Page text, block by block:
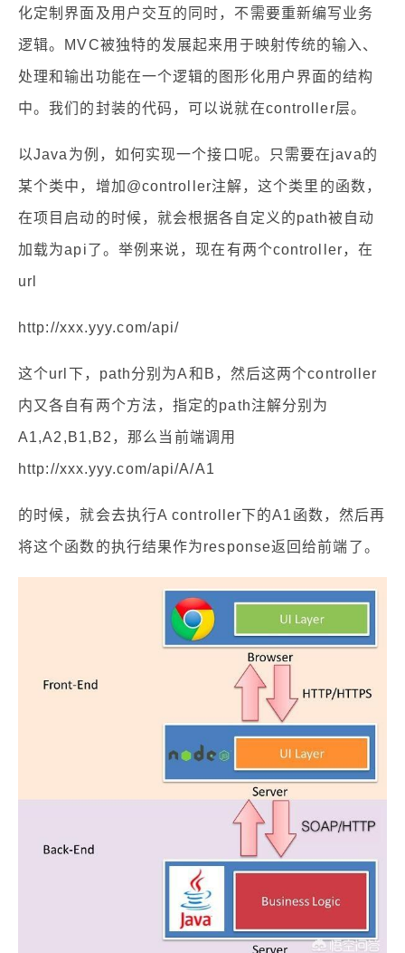
化定制界面及用户交互的同时，不需要重新编写业务
逻辑。MVC被独特的发展起来用于映射传统的输入、
处理和输出功能在一个逻辑的图形化用户界面的结构
中。我们的封装的代码，可以说就在controller层。
以Java为例，如何实现一个接口呢。 只需要在java的
某个类中，增加@controller注解，这个类里的函数，
在项目启动的时候，就会根据各自定义的path被自动
加载为api了。举例来说，现在有两个controller，在
url
http://xxx.yyy.com/api/
这个url下，path分别为A和B，然后这两个controller
内又各自有两个方法，指定的path注解分别为
A1,A2,B1,B2，那么当前端调用
http://xxx.yyy.com/api/A/A1
的时候，就会去执行A controller下的A1函数，然后再
将这个函数的执行结果作为response返回给前端了。